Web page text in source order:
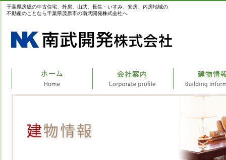
千葉県房総の中古住宅、外房、山武、長生・いすみ、安房、内房地域の
不動産のことなら千葉県茂原市の南武開発株式会社へ